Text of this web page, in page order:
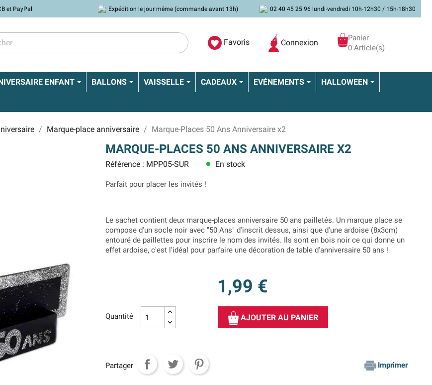
et PayPal Expédition le jour même (commande avant 13h) 02 40 45 25 96 lundi-vendredi 10h-12h30 / 15h-18h30
Favoris Connexion
Panier
0 Article(s)
ENFANT BALLONS VAISSELLE CADEAUX EVÉNEMENTS HALLOWEEN
Marque-place anniversaire Marque-Places 50 Ans Anniversaire x2
MARQUE-PLACES 50 ANS ANNIVERSAIRE X2
Référence : MPP05-SUR lens En stock
Parfait pour placer les invités !
Le sachet contient deux marque-places anniversaire 50 ans pailletés. Un marque place se
compose d'un socle noir avec "50 Ans" d'inscrit dessus, ainsi que d'une ardoise (8x3cm)
entouré de paillettes pour inscrire le nom des invités. Ils sont en bois noir ce qui donne un
effet ardoise, c'est l'idéal pour parfaire une décoration de table d'anniversaire 50 ans !
1,99 €
Quantité AJOUTER AU PANIER
Partager Imprimer